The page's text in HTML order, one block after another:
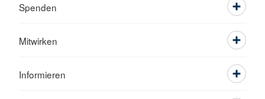
Spenden
Mitwirken
Informieren